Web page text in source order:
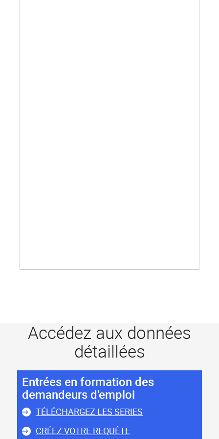
Accédez aux données
détaillées
Entrées en formation des
demandeurs d'emploi
TÉLÉCHARGEZ LES SERIES
CRÉEZ VOTRE REQUÊTE